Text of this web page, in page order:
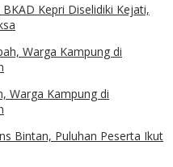
Kepri Diselidiki Kejati,
Warga Kampung di